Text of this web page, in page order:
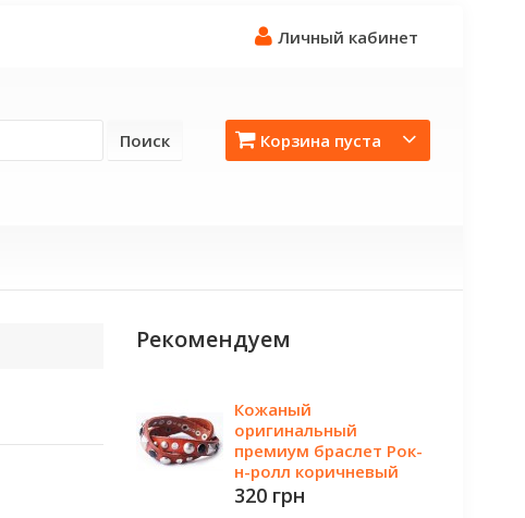
Личный кабинет
Корзина пуста
Поиск
Рекомендуем
Кожаный
оригинальный
премиум браслет Рок-
н-ролл коричневый
320 грн